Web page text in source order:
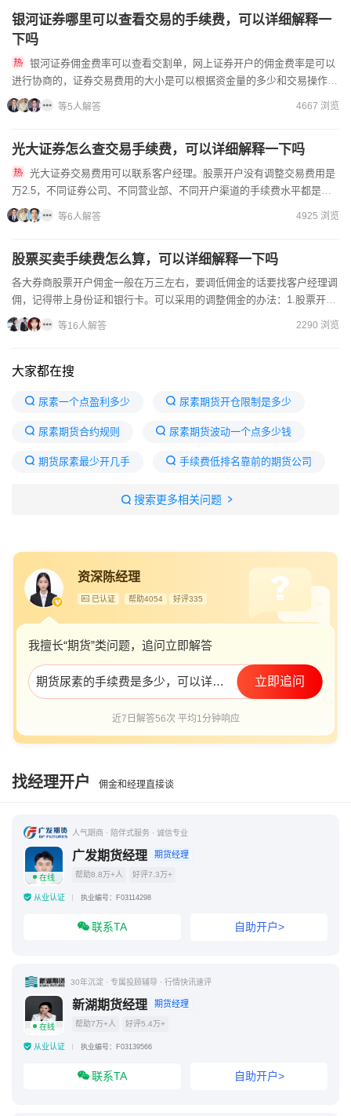
银河证券哪里可以查看交易的手续费，可以详细解释一
下吗
进行协商的，证券交易费用的大小是可以根据资金量的多少和交易操作频
率来进行降低的。需要低佣金账户的话可以在线找客户经理进行协商...
等5人解答 4667 浏览
光大证券怎么查交易手续费，可以详细解释一下吗
万2.5，不同证券公司、不同营业部、不同开户渠道的手续费水平都是会
有差别的，您想要开通低佣金的账户可以在线联系开户经理申请的...
等6人解答 4925 浏览
股票买卖手续费怎么算，可以详细解释一下吗
各大券商股票开户佣金一般在万三左右，要调低佣金的话要找客户经理调
佣，记得带上身份证和银行卡。可以采用的调整佣金的办法：1.股票开户
想要获得低手续费的话，就需要选择合适的开户的渠道，一般...
等16人解答 2290 浏览
大家都在搜
尿素一个点盈利多少 尿素期货开仓限制是多少
尿素期货合约规则 尿素期货波动一个点多少钱
期货尿素最少开几手 手续费低排名靠前的期货公司
普通人玩期货能赚钱吗
期货手续费哪家最便宜 尿素期货一手几吨
搜索更多相关问题
资深陈经理
已认证 帮助4054 好评335
我擅长“期货”类问题，追问立即解答
期货尿素的手续费是多少，可以详细解释一下吗 立即追问
近7日解答56次 平均1分钟响应
找经理开户 佣金和经理直接谈
人气期商 · 陪伴式服务 · 诚信专业
在线
广发期货经理 期货经理
帮助8.8万+人 好评7.3万+
从业认证 执业编号：F03114298
联系TA 自助开户>
30年沉淀 · 专属投顾辅导 · 行情快讯速评
在线
新湖期货经理 期货经理
帮助7万+人 好评5.4万+
从业认证 执业编号：F03139566
联系TA 自助开户>